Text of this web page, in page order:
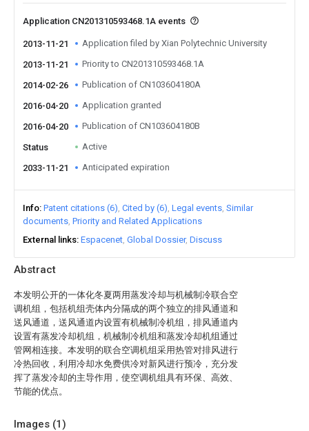
Abstract
本发明公开的一体化冬夏两用蒸发冷却与机械制冷联合空
调机组，包括机组壳体内分隔成的两个独立的排风通道和
送风通道，送风通道内设置有机械制冷机组，排风通道内
设置有蒸发冷却机组，机械制冷机组和蒸发冷却机组通过
管网相连接。本发明的联合空调机组采用热管对排风进行
冷热回收，利用冷却水免费供冷对新风进行预冷，充分发
挥了蒸发冷却的主导作用，使空调机组具有环保、高效、
节能的优点。
Images (1)
Application CN201310593468.1A events
2013-11-21 Application filed by Xian Polytechnic University
2013-11-21 Priority to CN201310593468.1A
2014-02-26 Publication of CN103604180A
2016-04-20 Application granted
2016-04-20 Publication of CN103604180B
Status Active
2033-11-21 Anticipated expiration
Info Patent citations (6) Cited by (6) Legal events Similar
documents Priority and Related Applications
External links Espacenet Global Dossier Discuss